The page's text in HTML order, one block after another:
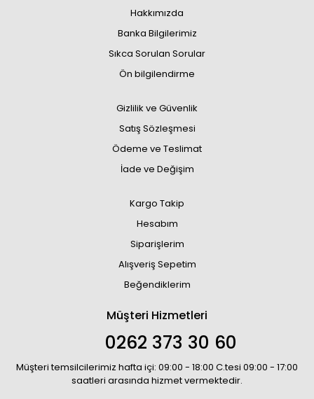
Hakkımızda
Banka Bilgilerimiz
Sıkca Sorulan Sorular
Ön bilgilendirme
Gizlilik ve Güvenlik
Satış Sözleşmesi
Ödeme ve Teslimat
İade ve Değişim
Kargo Takip
Hesabım
Siparişlerim
Alışveriş Sepetim
Beğendiklerim
Müşteri Hizmetleri
0262 373 30 60
Müşteri temsilcilerimiz hafta içi: 09:00 - 18:00 C.tesi 09:00 - 17:00
saatleri arasında hizmet vermektedir.